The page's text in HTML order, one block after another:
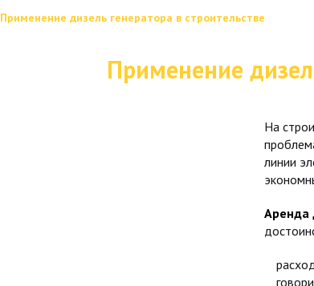
Применение дизель генератора в строительстве
Применение
На
линии
Аренда